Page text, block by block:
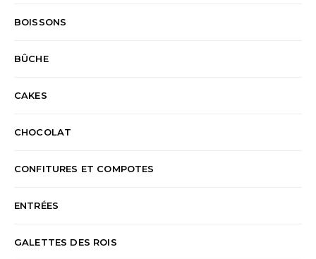
BOISSONS
BÛCHE
CAKES
CHOCOLAT
CONFITURES ET COMPOTES
ENTRÉES
GALETTES DES ROIS